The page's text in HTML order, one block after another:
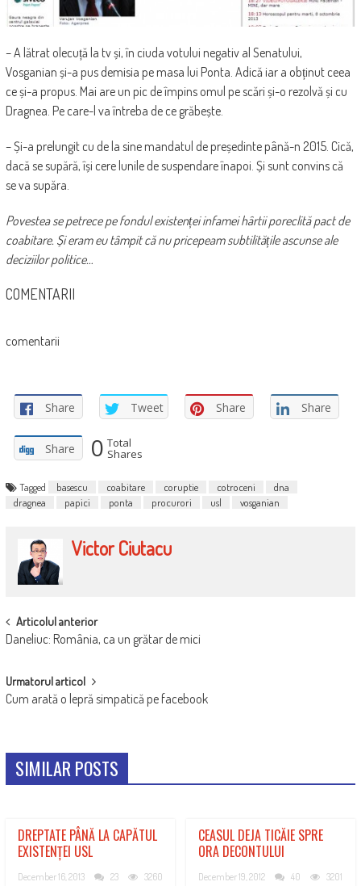
– A lătrat olecuță la tv și, în ciuda votului negativ al Senatului,
Vosganian și-a pus demisia pe masa lui Ponta. Adică iar a obținut ceea
ce și-a propus. Mai are un pic de împins omul pe scări și-o rezolvă și cu
Dragnea. Pe care-l va întreba de ce grăbește.
– Și-a prelungit cu de la sine mandatul de președinte până-n 2015. Cică,
dacă se supără, își cere lunile de suspendare înapoi. Și sunt convins că
se va supăra.
Povestea se petrece pe fondul existenței infamei hârtii poreclită pact de
coabitare. Și eram eu tâmpit că nu pricepeam subtilitățile ascunse ale
deciziilor politice…
COMENTARII
comentarii
Share Tweet Share Share
Share 0 Total
Shares
Tagged basescu coabitare coruptie cotroceni
dna
dragnea
papici ponta procurori usl vosganian
Victor Ciutacu
POST
NAVIGATION
Articolul anterior
Daneliuc: România, ca un grătar de mici
Urmatorul articol
Cum arată o lepră simpatică pe facebook
SIMILAR POSTS
DREPTATE PÂNĂ LA CAPĂTUL
EXISTENȚEI USL
December 16, 2013 23 3260
CEASUL DEJA TICĂIE SPRE
ORA DECONTULUI
December 19, 2012 40 3201